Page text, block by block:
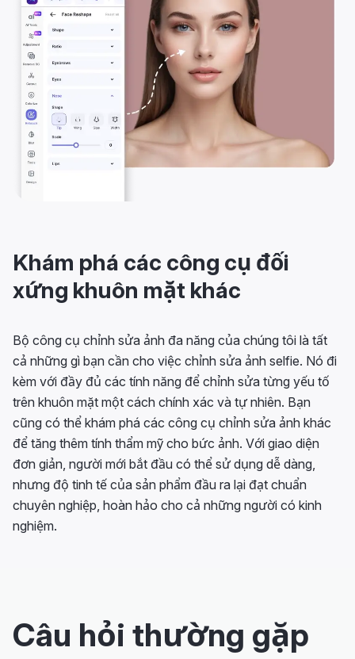
Khám phá các công cụ đối
xứng khuôn mặt khác
Bộ công cụ chỉnh sửa ảnh đa năng của chúng tôi là tất
cả những gì bạn cần cho việc chỉnh sửa ảnh selfie. Nó đi
kèm với đầy đủ các tính năng để chỉnh sửa từng yếu tố
trên khuôn mặt một cách chính xác và tự nhiên. Bạn
cũng có thể khám phá các công cụ chỉnh sửa ảnh khác
để tăng thêm tính thẩm mỹ cho bức ảnh. Với giao diện
đơn giản, người mới bắt đầu có thể sử dụng dễ dàng,
nhưng độ tinh tế của sản phẩm đầu ra lại đạt chuẩn
chuyên nghiệp, hoàn hảo cho cả những người có kinh
nghiệm.
Câu hỏi thường gặp